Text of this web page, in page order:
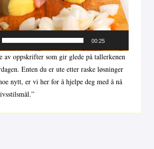
00:25
av oppskrifter som gir glede på tallerkenen
Enten du er ute etter raske løsninger
nytt, er vi her for å hjelpe deg med å nå